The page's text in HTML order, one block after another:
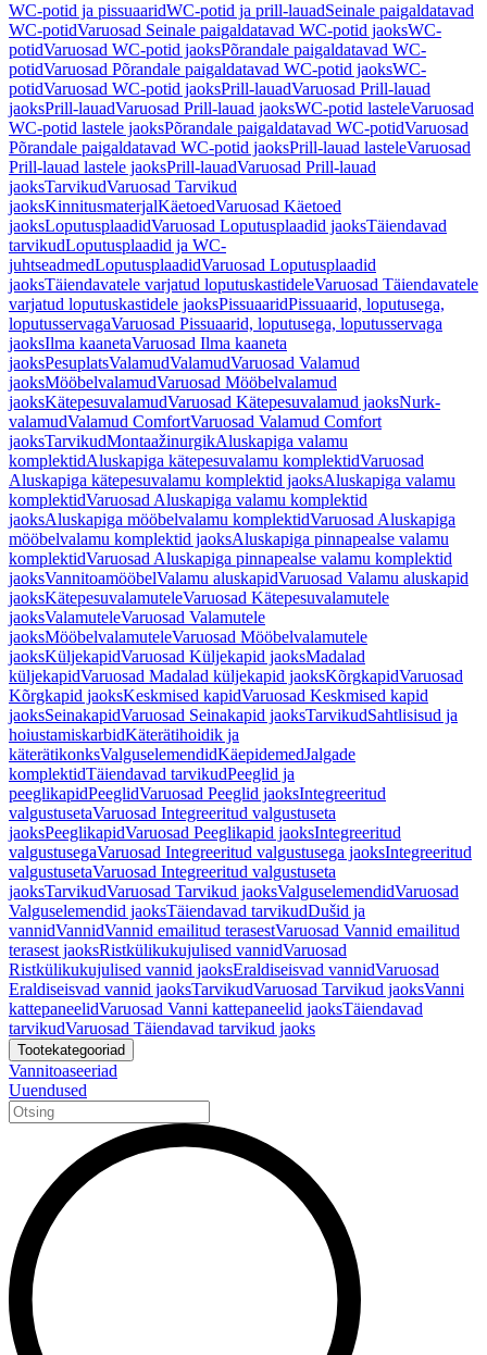
WC-potid ja pissuaaridWC-potid ja prill-lauadSeinale paigaldatavad
WC-potidVaruosad Seinale paigaldatavad WC-potid jaoksWC-
potidVaruosad WC-potid jaoksPõrandale paigaldatavad WC-
potidVaruosad Põrandale paigaldatavad WC-potid jaoksWC-
potidVaruosad WC-potid jaoksPrill-lauadVaruosad Prill-lauad
jaoksPrill-lauadVaruosad Prill-lauad jaoksWC-potid lasteleVaruosad
WC-potid lastele jaoksPõrandale paigaldatavad WC-potidVaruosad
Põrandale paigaldatavad WC-potid jaoksPrill-lauad lasteleVaruosad
Prill-lauad lastele jaoksPrill-lauadVaruosad Prill-lauad
jaoksTarvikudVaruosad Tarvikud
jaoksKinnitusmaterjalKäetoedVaruosad Käetoed
jaoksLoputusplaadidVaruosad Loputusplaadid jaoksTäiendavad
tarvikudLoputusplaadid ja WC-
juhtseadmedLoputusplaadidVaruosad Loputusplaadid
jaoksTäiendavatele varjatud loputuskastideleVaruosad Täiendavatele
varjatud loputuskastidele jaoksPissuaaridPissuaarid, loputusega,
loputusservagaVaruosad Pissuaarid, loputusega, loputusservaga
jaoksIlma kaanetaVaruosad Ilma kaaneta
jaoksPesuplatsValamudValamudVaruosad Valamud
jaoksMööbelvalamudVaruosad Mööbelvalamud
jaoksKätepesuvalamudVaruosad Kätepesuvalamud jaoksNurk-
valamudValamud ComfortVaruosad Valamud Comfort
jaoksTarvikudMontaažinurgikAluskapiga valamu
komplektidAluskapiga kätepesuvalamu komplektidVaruosad
Aluskapiga kätepesuvalamu komplektid jaoksAluskapiga valamu
komplektidVaruosad Aluskapiga valamu komplektid
jaoksAluskapiga mööbelvalamu komplektidVaruosad Aluskapiga
mööbelvalamu komplektid jaoksAluskapiga pinnapealse valamu
komplektidVaruosad Aluskapiga pinnapealse valamu komplektid
jaoksVannitoamööbelValamu aluskapidVaruosad Valamu aluskapid
jaoksKätepesuvalamuteleVaruosad Kätepesuvalamutele
jaoksValamuteleVaruosad Valamutele
jaoksMööbelvalamuteleVaruosad Mööbelvalamutele
jaoksKüljekapidVaruosad Küljekapid jaoksMadalad
küljekapidVaruosad Madalad küljekapid jaoksKõrgkapidVaruosad
Kõrgkapid jaoksKeskmised kapidVaruosad Keskmised kapid
jaoksSeinakapidVaruosad Seinakapid jaoksTarvikudSahtlisisud ja
hoiustamiskarbidKäterätihoidik ja
käterätikonksValguselemendidKäepidemedJalgade
komplektidTäiendavad tarvikudPeeglid ja
peeglikapidPeeglidVaruosad Peeglid jaoksIntegreeritud
valgustusetaVaruosad Integreeritud valgustuseta
jaoksPeeglikapidVaruosad Peeglikapid jaoksIntegreeritud
valgustusegaVaruosad Integreeritud valgustusega jaoksIntegreeritud
valgustusetaVaruosad Integreeritud valgustuseta
jaoksTarvikudVaruosad Tarvikud jaoksValguselemendidVaruosad
Valguselemendid jaoksTäiendavad tarvikudDušid ja
vannidVannidVannid emailitud terasestVaruosad Vannid emailitud
terasest jaoksRistkülikukujulised vannidVaruosad
Ristkülikukujulised vannid jaoksEraldiseisvad vannidVaruosad
Eraldiseisvad vannid jaoksTarvikudVaruosad Tarvikud jaoksVanni
kattepaneelidVaruosad Vanni kattepaneelid jaoksTäiendavad
tarvikudVaruosad Täiendavad tarvikud jaoks
Tootekategooriad
Vannitoaseeriad
Uuendused